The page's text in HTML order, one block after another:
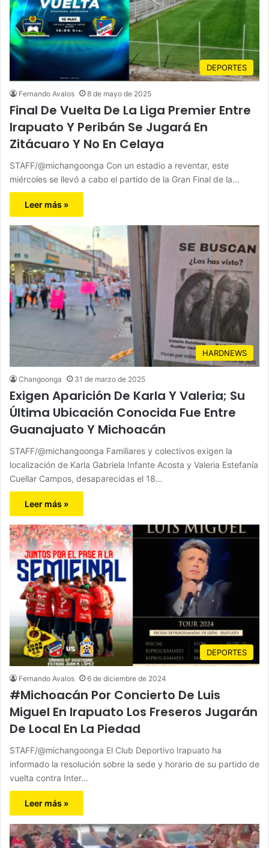
DEPORTES
Fernando Avalos 8 de mayo de 2025
Final De Vuelta De La Liga Premier Entre
Irapuato Y Peribán Se Jugará En
Zitácuaro Y No En Celaya
STAFF/@michangoonga Con un estadio a reventar, este
miércoles se llevó a cabo el partido de la Gran Final de la…
Leer más »
HARDNEWS
Changoonga 31 de marzo de 2025
Exigen Aparición De Karla Y Valeria; Su
Última Ubicación Conocida Fue Entre
Guanajuato Y Michoacán
STAFF/@michangoonga Familiares y colectivos exigen la
localización de Karla Gabriela Infante Acosta y Valeria Estefanía
Cuellar Campos, desaparecidas el 18…
Leer más »
DEPORTES
Fernando Avalos 6 de diciembre de 2024
#Michoacán Por Concierto De Luis
Miguel En Irapuato Los Freseros Jugarán
De Local En La Piedad
STAFF/@michangoonga El Club Deportivo Irapuato ha
informado la resolución sobre la sede y horario de su partido de
vuelta contra Inter…
Leer más »